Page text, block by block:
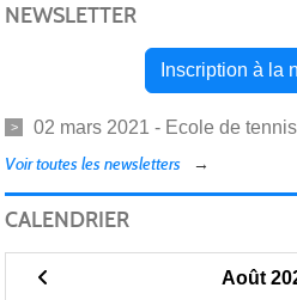
NEWSLETTER
Inscription à la
02 mars 2021 - Ecole de
Voir toutes les newsletters
CALENDRIER
Août